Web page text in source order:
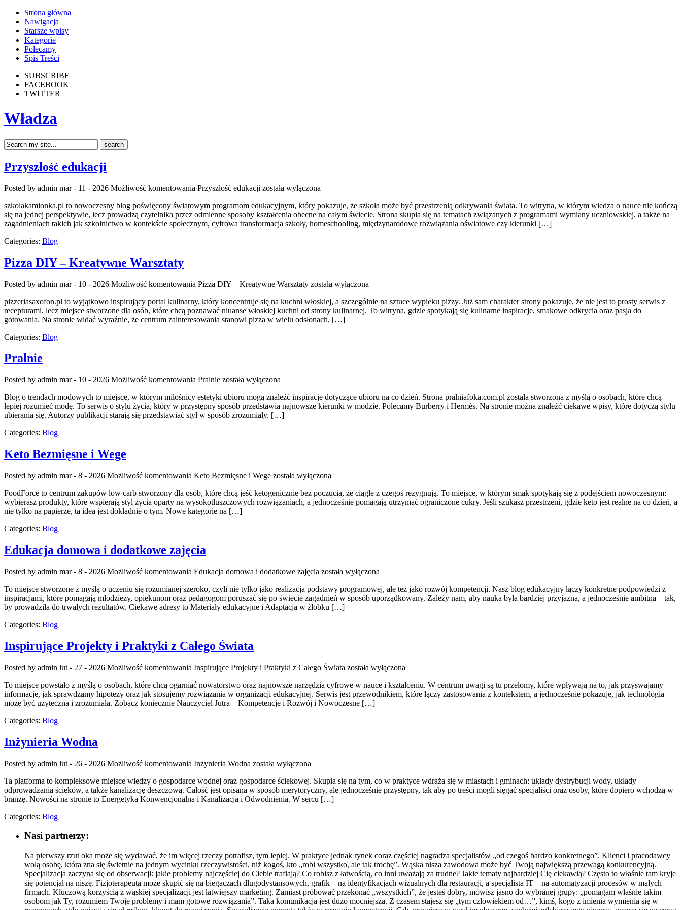
Strona główna
Nawigacja
Starsze wpisy
Kategorie
Polecamy
Spis Treści
SUBSCRIBE
FACEBOOK
TWITTER
Władza
Przyszłość edukacji
Posted by admin mar - 11 - 2026 Możliwość komentowania Przyszłość edukacji została wyłączona
szkolakamionka.pl to nowoczesny blog poświęcony światowym programom edukacyjnym, który pokazuje, że szkoła może być przestrzenią odkrywania świata. To witryna, w którym wiedza o nauce nie kończą
się na jednej perspektywie, lecz prowadzą czytelnika przez odmienne sposoby kształcenia obecne na całym świecie. Strona skupia się na tematach związanych z programami wymiany uczniowskiej, a także na
zagadnieniach takich jak szkolnictwo w kontekście społecznym, cyfrowa transformacja szkoły, homeschooling, międzynarodowe rozwiązania oświatowe czy kierunki […]
Categories: Blog
Pizza DIY – Kreatywne Warsztaty
Posted by admin mar - 10 - 2026 Możliwość komentowania Pizza DIY – Kreatywne Warsztaty została wyłączona
pizzeriasaxofon.pl to wyjątkowo inspirujący portal kulinarny, który koncentruje się na kuchni włoskiej, a szczególnie na sztuce wypieku pizzy. Już sam charakter strony pokazuje, że nie jest to prosty serwis z
recepturami, lecz miejsce stworzone dla osób, które chcą poznawać niuanse włoskiej kuchni od strony kulinarnej. To witryna, gdzie spotykają się kulinarne inspiracje, smakowe odkrycia oraz pasja do
gotowania. Na stronie widać wyraźnie, że centrum zainteresowania stanowi pizza w wielu odsłonach, […]
Categories: Blog
Pralnie
Posted by admin mar - 10 - 2026 Możliwość komentowania Pralnie została wyłączona
Blog o trendach modowych to miejsce, w którym miłośnicy estetyki ubioru mogą znaleźć inspiracje dotyczące ubioru na co dzień. Strona pralniafoka.com.pl została stworzona z myślą o osobach, które chcą
lepiej rozumieć modę. To serwis o stylu życia, który w przystępny sposób przedstawia najnowsze kierunki w modzie. Polecamy Burberry i Hermès. Na stronie można znaleźć ciekawe wpisy, które dotyczą stylu
ubierania się. Autorzy publikacji starają się przedstawiać styl w sposób zrozumiały. […]
Categories: Blog
Keto Bezmięsne i Wege
Posted by admin mar - 8 - 2026 Możliwość komentowania Keto Bezmięsne i Wege została wyłączona
FoodForce to centrum zakupów low carb stworzony dla osób, które chcą jeść ketogenicznie bez poczucia, że ciągle z czegoś rezygnują. To miejsce, w którym smak spotykają się z podejściem nowoczesnym:
wybierasz produkty, które wspierają styl życia oparty na wysokotłuszczowych rozwiązaniach, a jednocześnie pomagają utrzymać ograniczone cukry. Jeśli szukasz przestrzeni, gdzie keto jest realne na co dzień, a
nie tylko na papierze, ta idea jest dokładnie o tym. Nowe kategorie na […]
Categories: Blog
Edukacja domowa i dodatkowe zajęcia
Posted by admin mar - 8 - 2026 Możliwość komentowania Edukacja domowa i dodatkowe zajęcia została wyłączona
To miejsce stworzone z myślą o uczeniu się rozumianej szeroko, czyli nie tylko jako realizacja podstawy programowej, ale też jako rozwój kompetencji. Nasz blog edukacyjny łączy konkretne podpowiedzi z
inspiracjami, które pomagają młodzieży, opiekunom oraz pedagogom poruszać się po świecie zagadnień w sposób uporządkowany. Zależy nam, aby nauka była bardziej przyjazna, a jednocześnie ambitna – tak,
by prowadziła do trwałych rezultatów. Ciekawe adresy to Materiały edukacyjne i Adaptacja w żłobku […]
Categories: Blog
Inspirujące Projekty i Praktyki z Całego Świata
Posted by admin lut - 27 - 2026 Możliwość komentowania Inspirujące Projekty i Praktyki z Całego Świata została wyłączona
To miejsce powstało z myślą o osobach, które chcą ogarniać nowatorstwo oraz najnowsze narzędzia cyfrowe w nauce i kształceniu. W centrum uwagi są tu przełomy, które wpływają na to, jak przyswajamy
informacje, jak sprawdzamy hipotezy oraz jak stosujemy rozwiązania w organizacji edukacyjnej. Serwis jest przewodnikiem, które łączy zastosowania z kontekstem, a jednocześnie pokazuje, jak technologia
może być użyteczna i zrozumiała. Zobacz koniecznie Nauczyciel Jutra – Kompetencje i Rozwój i Nowoczesne […]
Categories: Blog
Inżynieria Wodna
Posted by admin lut - 26 - 2026 Możliwość komentowania Inżynieria Wodna została wyłączona
Ta platforma to kompleksowe miejsce wiedzy o gospodarce wodnej oraz gospodarce ściekowej. Skupia się na tym, co w praktyce wdraża się w miastach i gminach: układy dystrybucji wody, układy
odprowadzania ścieków, a także kanalizację deszczową. Całość jest opisana w sposób merytoryczny, ale jednocześnie przystępny, tak aby po treści mogli sięgać specjaliści oraz osoby, które dopiero wchodzą w
branżę. Nowości na stronie to Energetyka Konwencjonalna i Kanalizacja i Odwodnienia. W sercu […]
Categories: Blog
Nasi partnerzy:
Na pierwszy rzut oka może się wydawać, że im więcej rzeczy potrafisz, tym lepiej. W praktyce jednak rynek coraz częściej nagradza specjalistów „od czegoś bardzo konkretnego”. Klienci i pracodawcy
wolą osobę, która zna się świetnie na jednym wycinku rzeczywistości, niż kogoś, kto „robi wszystko, ale tak trochę”. Wąska nisza zawodowa może być Twoją największą przewagą konkurencyjną.
Specjalizacja zaczyna się od obserwacji: jakie problemy najczęściej do Ciebie trafiają? Co robisz z łatwością, co inni uważają za trudne? Jakie tematy najbardziej Cię ciekawią? Często to właśnie tam kryje
się potencjał na niszę. Fizjoterapeuta może skupić się na biegaczach długodystansowych, grafik – na identyfikacjach wizualnych dla restauracji, a specjalista IT – na automatyzacji procesów w małych
firmach. Kluczową korzyścią z wąskiej specjalizacji jest łatwiejszy marketing. Zamiast próbować przekonać „wszystkich”, że jesteś dobry, mówisz jasno do wybranej grupy: „pomagam właśnie takim
osobom jak Ty, rozumiem Twoje problemy i mam gotowe rozwiązania”. Taka komunikacja jest dużo mocniejsza. Z czasem stajesz się „tym człowiekiem od…”, kimś, kogo z imienia wymienia się w